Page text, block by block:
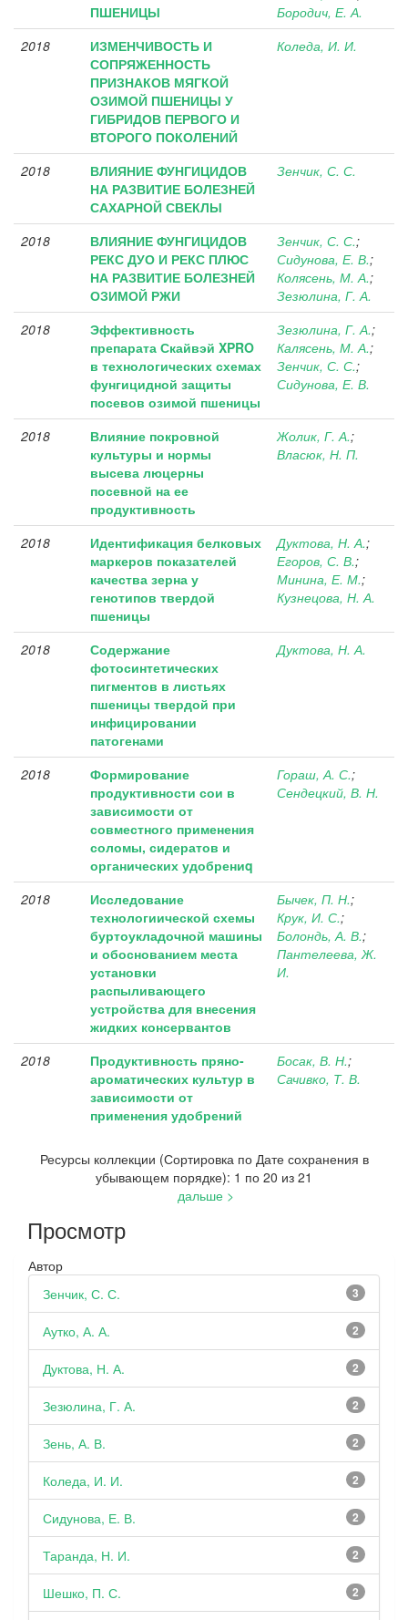
ПШЕНИЦЫ
Бородич, Е. А.
2018
ИЗМЕНЧИВОСТЬ И
СОПРЯЖЕННОСТЬ
ПРИЗНАКОВ МЯГКОЙ
ОЗИМОЙ ПШЕНИЦЫ У
ГИБРИДОВ ПЕРВОГО И
ВТОРОГО ПОКОЛЕНИЙ
Коледа, И. И.
2018
ВЛИЯНИЕ ФУНГИЦИДОВ
НА РАЗВИТИЕ БОЛЕЗНЕЙ
САХАРНОЙ СВЕКЛЫ
Зенчик, С. С.
2018
ВЛИЯНИЕ ФУНГИЦИДОВ
РЕКС ДУО И РЕКС ПЛЮС
НА РАЗВИТИЕ БОЛЕЗНЕЙ
ОЗИМОЙ РЖИ
Зенчик, С. С.;
Сидунова, Е. В.;
Колясень, М. А.;
Зезюлина, Г. А.
2018
Эффективность
препарата Скайвэй XPRO
в технологических схемах
фунгицидной защиты
посевов озимой пшеницы
Зезюлина, Г. А.;
Калясень, М. А.;
Зенчик, С. С.;
Сидунова, Е. В.
2018
Влияние покровной
культуры и нормы
высева люцерны
посевной на ее
продуктивность
Жолик, Г. А.;
Власюк, Н. П.
2018
Идентификация белковых
маркеров показателей
качества зерна у
генотипов твердой
пшеницы
Дуктова, Н. А.;
Егоров, С. В.;
Минина, Е. М.;
Кузнецова, Н. А.
2018
Содержание
фотосинтетических
пигментов в листьях
пшеницы твердой при
инфицировании
патогенами
Дуктова, Н. А.
2018
Формирование
продуктивности сои в
зависимости от
совместного применения
соломы, сидератов и
органических удобрениq
Гораш, А. С.;
Сендецкий, В. Н.
2018
Исследование
технологиической схемы
буртоукладочной машины
и обоснованием места
установки
распыливающего
устройства для внесения
жидких консервантов
Бычек, П. Н.;
Крук, И. С.;
Болондь, А. В.;
Пантелеева, Ж.
И.
2018
Продуктивность пряно-
ароматических культур в
зависимости от
применения удобрений
Босак, В. Н.;
Сачивко, Т. В.
Ресурсы коллекции (Сортировка по Дате сохранения в
убывающем порядке): 1 по 20 из 21
дальше >
Просмотр
Автор
3
Зенчик, С. С.
2
Аутко, А. А.
2
Дуктова, Н. А.
2
Зезюлина, Г. А.
2
Зень, А. В.
2
Коледа, И. И.
2
Сидунова, Е. В.
2
Таранда, Н. И.
2
Шешко, П. С.